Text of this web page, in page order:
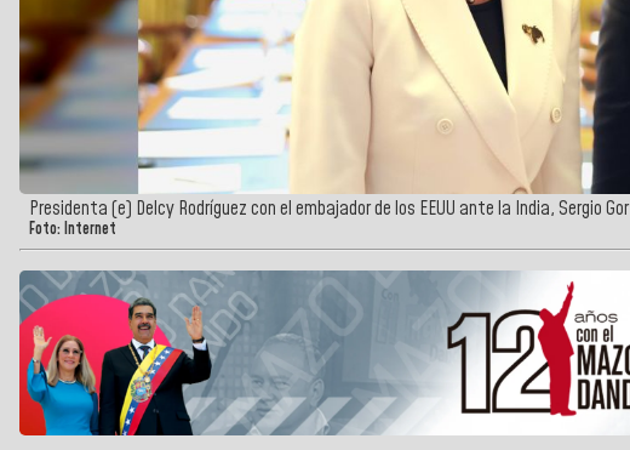
Presidenta (e) Delcy Rodríguez con el embajador de los EEUU ante la India, Sergio Gor
Foto: Internet